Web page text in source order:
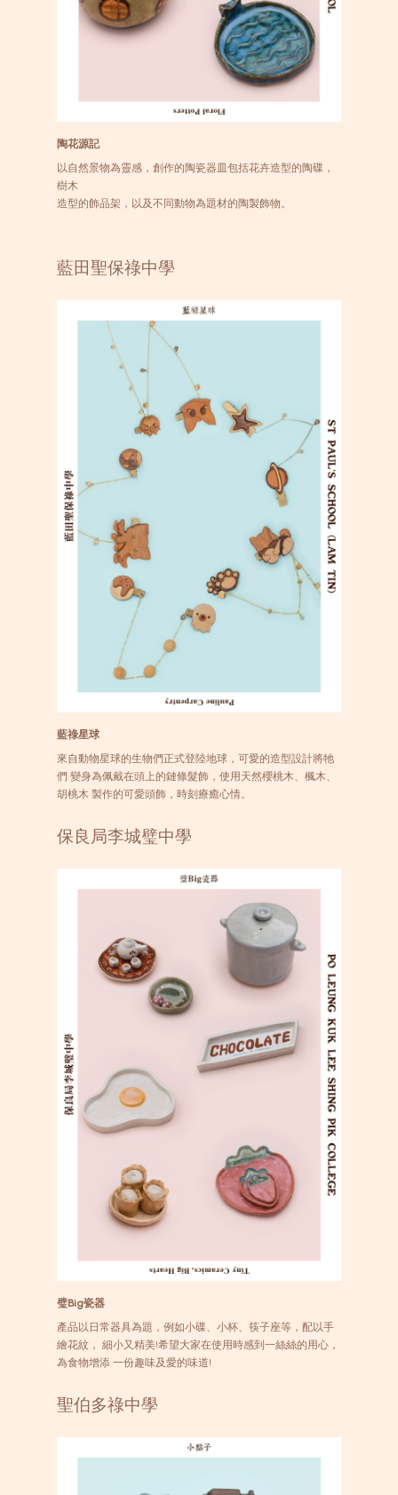
陶花源記
以自然景物為靈感，創作的陶瓷器皿包括花卉造型的陶碟，
樹木
造型的飾品架，以及不同動物為題材的陶製飾物。
藍田聖保祿中學
藍祿星球
來自動物星球的生物們正式登陸地球，可愛的造型設計將牠
們 變身為佩戴在頭上的鏈條髮飾，使用天然櫻桃木、楓木、
胡桃木 製作的可愛頭飾，時刻療癒心情。
保良局李城璧中學
璧Big瓷器
產品以日常器具為題，例如小碟、小杯、筷子座等，配以手
繪花紋， 細小又精美!希望大家在使用時感到一絲絲的用心，
為食物增添 一份趣味及愛的味道!
聖伯多祿中學